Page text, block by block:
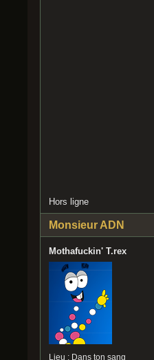
Hors ligne
Monsieur ADN
Mothafuckin' T.rex
Lieu : Dans ton sang